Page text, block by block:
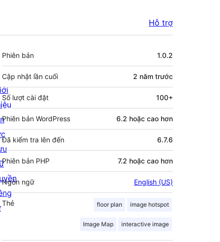
Hỗ trợ
Meta
Phiên bản 1.0.2
Cập nhật lần cuối 2 năm trước
Số lượt cài đặt 100+
Phiên bản WordPress 6.2 hoặc cao hơn
Đã kiểm tra lên đến 6.7.6
Phiên bản PHP 7.2 hoặc cao hơn
Ngôn ngữ English (US)
Thẻ floor plan image hotspot
Image Map interactive image